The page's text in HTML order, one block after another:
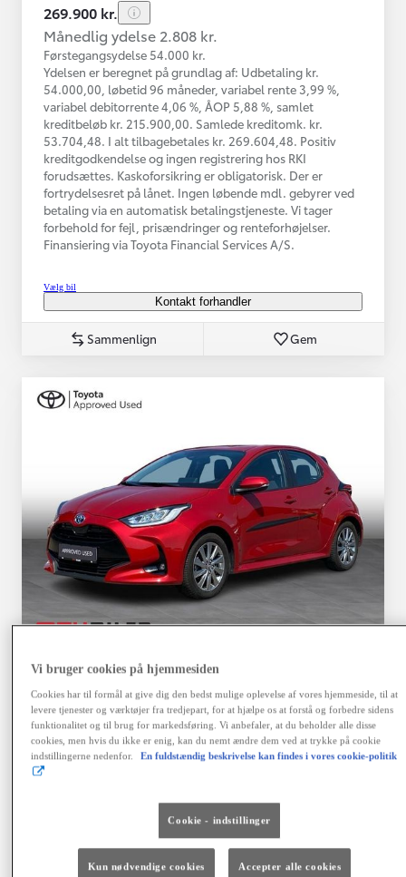
269.900 kr.
Månedlig ydelse 2.808 kr.
Førstegangsydelse 54.000 kr.
Ydelsen er beregnet på grundlag af: Udbetaling kr.
54.000,00, løbetid 96 måneder, variabel rente 3,99 %,
variabel debitorrente 4,06 %, ÅOP 5,88 %, samlet
kreditbeløb kr. 215.900,00. Samlede kreditomk. kr.
53.704,48. I alt tilbagebetales kr. 269.604,48. Positiv
kreditgodkendelse og ingen registrering hos RKI
forudsættes. Kaskoforsikring er obligatorisk. Der er
fortrydelsesret på lånet. Ingen løbende mdl. gebyrer ved
betaling via en automatisk betalingstjeneste. Vi tager
forbehold for fejl, prisændringer og renteforhøjelser.
Finansiering via Toyota Financial Services A/S.
Vælg bil
Kontakt forhandler
Sammenlign Gem
Toyota Yaris
Yaris 4A Hatchback 1.5 hybrid (116 hk) aut. gear Active -
Nykøbing Mors
HYBRID
43.000 km
Hybrid Benzin
Geartype
Automatisk
gearkasse
Vi bruger cookies på hjemmesiden
Cookies har til formål at give dig den bedst mulige oplevelse af vores hjemmeside, til at
levere tjenester og værktøjer fra tredjepart, for at hjælpe os at forstå og forbedre sidens
funktionalitet og til brug for markedsføring. Vi anbefaler, at du beholder alle disse
cookies, men hvis du ikke er enig, kan du nemt ændre dem ved at trykke på cookie
indstillingerne nedenfor.
En fuldstændig beskrivelse kan findes i vores cookie-politik
Cookie - indstillinger
Kun nødvendige cookies Accepter alle cookies